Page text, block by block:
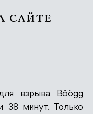
САЙТЕ
взрыва Böögg
38 минут. Только